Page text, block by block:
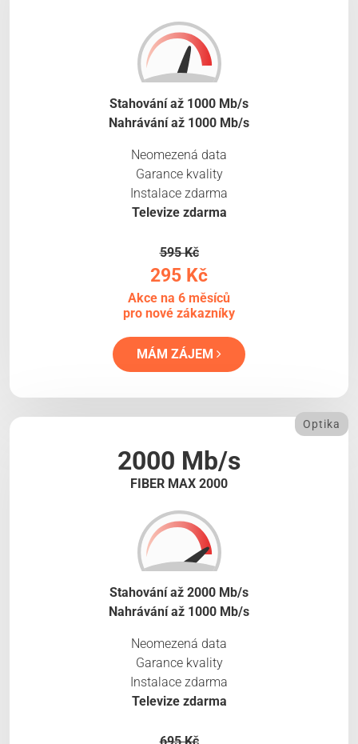
Stahování až 1000 Mb/s
Nahrávání až 1000 Mb/s
Neomezená data
Garance kvality
Instalace zdarma
Televize zdarma
595 Kč
295 Kč
Akce na 6 měsíců
pro nové zákazníky
MÁM ZÁJEM
2000 Mb/s
FIBER MAX 2000
Optika
Stahování až 2000 Mb/s
Nahrávání až 1000 Mb/s
Neomezená data
Garance kvality
Instalace zdarma
Televize zdarma